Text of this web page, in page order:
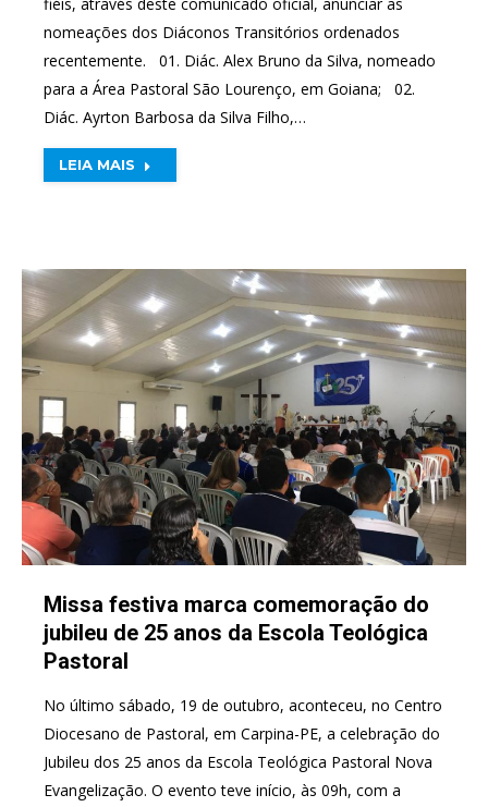
nomeações dos Diáconos Transitórios ordenados
recentemente. 01. Diác. Alex Bruno da Silva, nomeado
para a Área Pastoral São Lourenço, em Goiana; 02.
Diác. Ayrton Barbosa da Silva Filho,…
LEIA MAIS
Missa festiva marca comemoração do
jubileu de 25 anos da Escola Teológica
Pastoral
No último sábado, 19 de outubro, aconteceu, no Centro
Diocesano de Pastoral, em Carpina-PE, a celebração do
Jubileu dos 25 anos da Escola Teológica Pastoral Nova
Evangelização. O evento teve início, às 09h, com a